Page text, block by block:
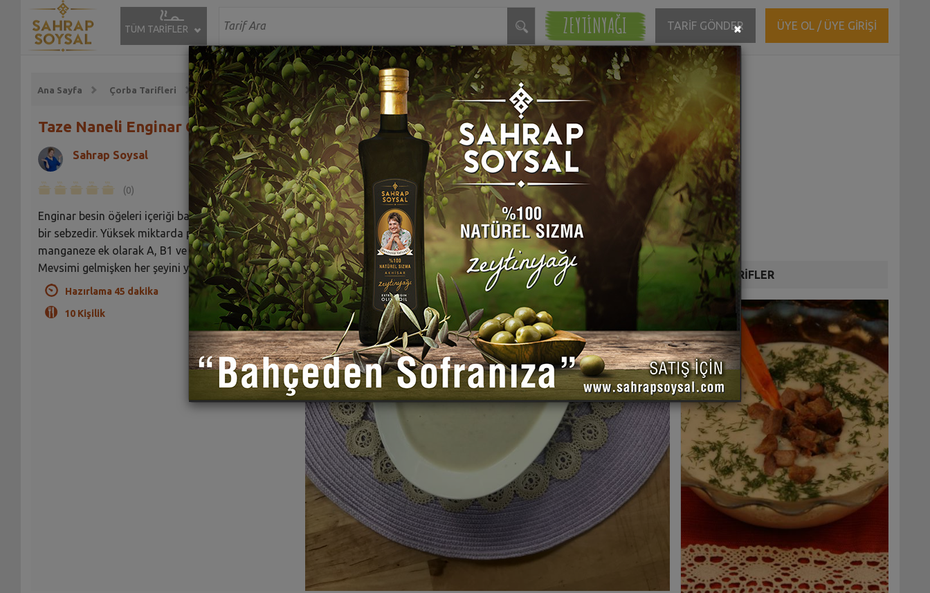
TÜM TARİFLER ZEYTİNYAĞI TARİF GÖNDER ÜYE OL / ÜYE GİRİŞİ
Ana Sayfa Çorba Tarifleri Sebze Çorbası Tarifleri
Taze Naneli Enginar Çorbası Tarifi
Sahrap Soysal
(0)
Enginar besin öğeleri içeriği bakımından çok zengin
bir sebzedir. Yüksek miktarda potasyum, kalsiyum ve
manganeze ek olarak A, B1 ve C vitaminleri içerir.
Mevsimi gelmişken her şeyini yapmak gerekir!
Hazırlama 45 dakika
10 Kişilik
DİĞER TARİFLER
×Close